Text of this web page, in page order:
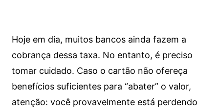
Hoje em dia, muitos bancos ainda fazem a
cobrança dessa taxa. No entanto, é preciso
tomar cuidado. Caso o cartão não ofereça
benefícios suficientes para “abater” o valor,
atenção: você provavelmente está perdendo